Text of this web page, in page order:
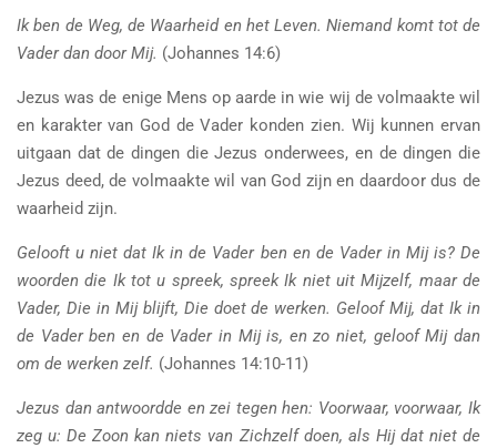
Ik ben de Weg, de Waarheid en het Leven. Niemand komt tot de
Vader dan door Mij. (Johannes 14:6)
Jezus was de enige Mens op aarde in wie wij de volmaakte wil
en karakter van God de Vader konden zien. Wij kunnen ervan
uitgaan dat de dingen die Jezus onderwees, en de dingen die
Jezus deed, de volmaakte wil van God zijn en daardoor dus de
waarheid zijn.
Gelooft u niet dat Ik in de Vader ben en de Vader in Mij is? De
woorden die Ik tot u spreek, spreek Ik niet uit Mijzelf, maar de
Vader, Die in Mij blijft, Die doet de werken. Geloof Mij, dat Ik in
de Vader ben en de Vader in Mij is, en zo niet, geloof Mij dan
om de werken zelf. (Johannes 14:10-11)
Jezus dan antwoordde en zei tegen hen: Voorwaar, voorwaar, Ik
zeg u: De Zoon kan niets van Zichzelf doen, als Hij dat niet de